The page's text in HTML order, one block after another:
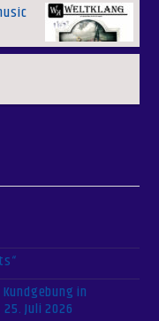
in
Juli 2026